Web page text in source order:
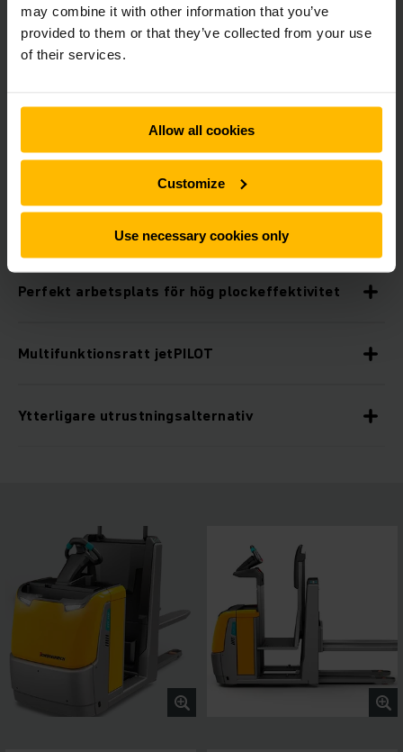
may combine it with other information that you’ve
provided to them or that they’ve collected from your use
of their services.
Allow all cookies
Customize
Use necessary cookies only
Hydrauliskt höjbar förarplattform (HP) (tillval)
Robust konstruktion för krävande
driftsituationer
Centralt placerat indikerings- och
inställningsinstrument för optimal överblick
Perfekt arbetsplats för hög plockeffektivitet
Multifunktionsratt jetPILOT
Ytterligare utrustningsalternativ